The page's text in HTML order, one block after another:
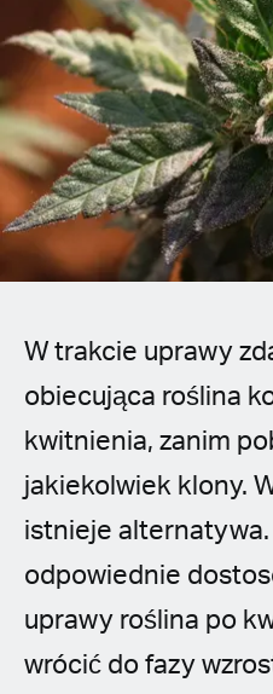
Spanish (Spain)
Spanish (Latin
German
French
Czech
Polish
W trakcie uprawy
obiecująca roślina
kwitnienia, zanim
jakiekolwiek klony.
istnieje alternatywa.
odpowiednie
uprawy roślina po
wrócić do fazy